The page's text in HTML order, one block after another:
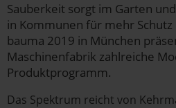
Sauberkeit sorgt im Garten
in Kommunen für mehr
bauma 2019 in München
Maschinenfabrik zahlreiche
Produktprogramm.
Das Spektrum reicht von